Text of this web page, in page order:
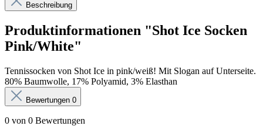
Beschreibung
Produktinformationen "Shot Ice Socken
Pink/White"
Tennissocken von Shot Ice in pink/weiß! Mit Slogan auf Unterseite.
80% Baumwolle, 17% Polyamid, 3% Elasthan
Bewertungen 0
0 von 0 Bewertungen